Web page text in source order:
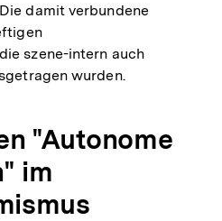
damit verbundene
szene-intern auch
wurden.
"Autonome
im